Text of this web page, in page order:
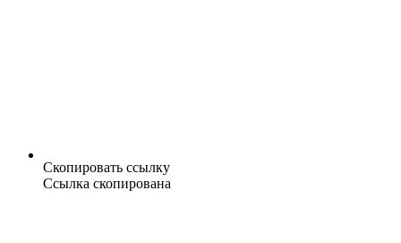
Скопировать ссылку
Ссылка скопирована